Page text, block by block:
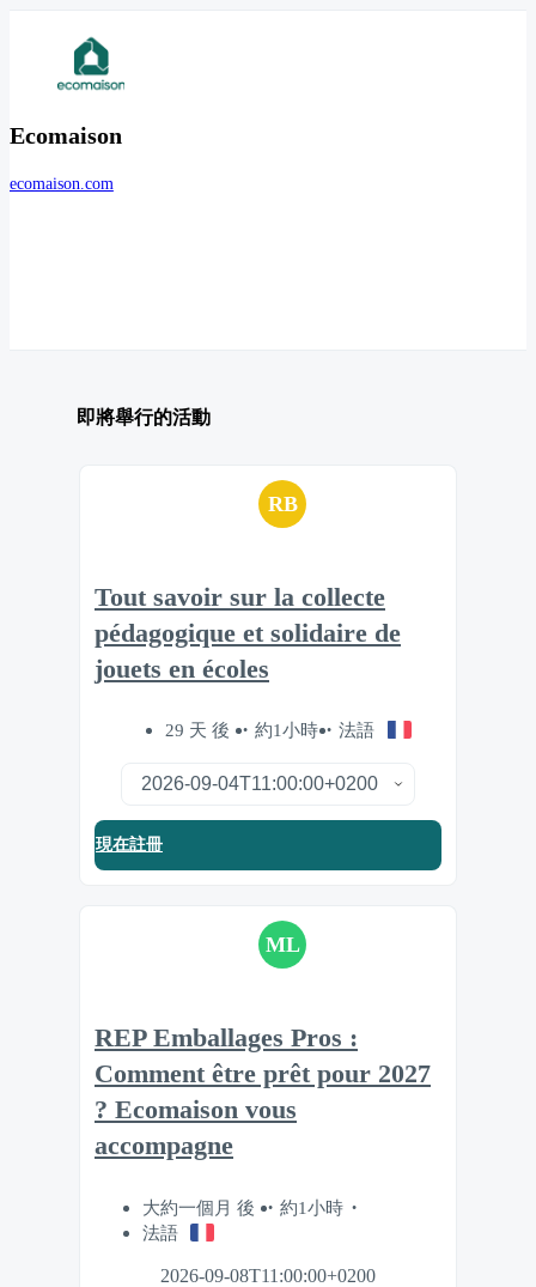
Ecomaison
ecomaison.com
即將舉行的活動
RB
Tout savoir sur la collecte
pédagogique et solidaire de
jouets en écoles
29 天 後 約1小時 法語
現在註冊
ML
REP Emballages Pros :
Comment être prêt pour 2027
? Ecomaison vous
accompagne
大約一個月 後
約1小時
法語
2026-09-08T11:00:00+0200